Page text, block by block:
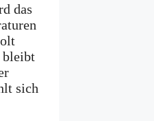
das
bleibt
sich